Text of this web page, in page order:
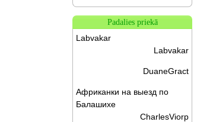
Padalies priekā
Labvakar
Labvakar
DuaneGract
Африканки на выезд по
Балашихе
CharlesViorp